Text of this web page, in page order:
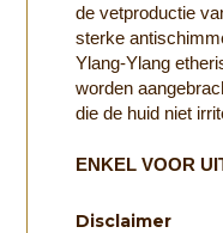
de vetproductie
sterke
Ylang-Ylang
worden
die de huid niet
ENKEL VOOR
Disclaimer